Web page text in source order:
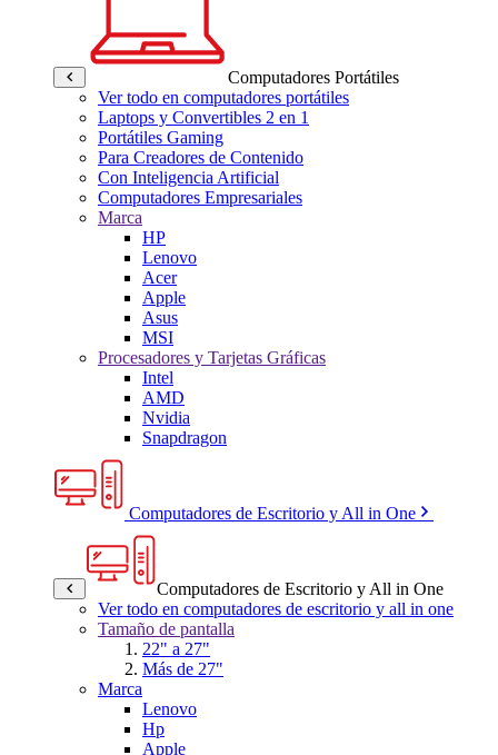
Computadores Portátiles
Ver todo en computadores portátiles
Laptops y Convertibles 2 en 1
Portátiles Gaming
Para Creadores de Contenido
Con Inteligencia Artificial
Computadores Empresariales
Marca
HP
Lenovo
Acer
Apple
Asus
MSI
Procesadores y Tarjetas Gráficas
Intel
AMD
Nvidia
Snapdragon
Computadores de Escritorio y All in One
Computadores de Escritorio y All in One
Ver todo en computadores de escritorio y all in one
Tamaño de pantalla
22" a 27"
Más de 27"
Marca
Lenovo
Hp
Apple